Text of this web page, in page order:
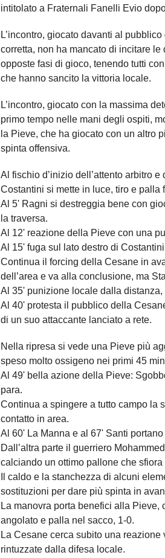
intitolato a Fraternali Fanelli Evio
L’incontro, giocato davanti al
corretta, non ha mancato di incitare
opposte fasi di gioco, tenendo tutti
che hanno sancito la vittoria locale.
L’incontro, giocato con la massima
primo tempo nelle mani degli ospiti,
la Pieve, che ha giocato con un altro
spinta offensiva.
Al fischio d’inizio dell’attento arbitro
Costantini si mette in luce, tiro e palla
Al 5' Ragni si destreggia bene con
la traversa.
Al 12' reazione della Pieve con una
Al 15' fuga sul lato destro di
Continua il forcing della Cesane in
dell’area e va alla conclusione, ma
Al 35' punizione locale dalla
Al 40' protesta il pubblico della
di un suo attaccante lanciato a rete.
Nella ripresa si vede una Pieve più
speso molto ossigeno nei primi 45
Al 49' bella azione della Pieve:
para.
Continua a spingere a tutto campo la
contatto in area.
Al 60' La Manna e al 67' Santi
Dall’altra parte il guerriero
calciando un ottimo pallone che
Il caldo e la stanchezza di alcuni
sostituzioni per dare più spinta in
La manovra porta benefici alla
angolato e palla nel sacco, 1-0.
La Cesane cerca subito una
rintuzzate dalla difesa locale.